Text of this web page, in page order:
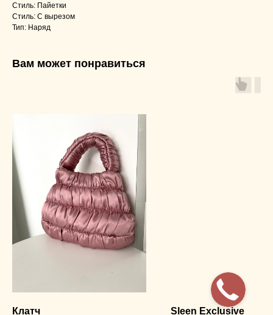
Стиль: Пайетки
Стиль: С вырезом
Тип: Наряд
Вам может понравиться
Клатч Sleen Exclusive